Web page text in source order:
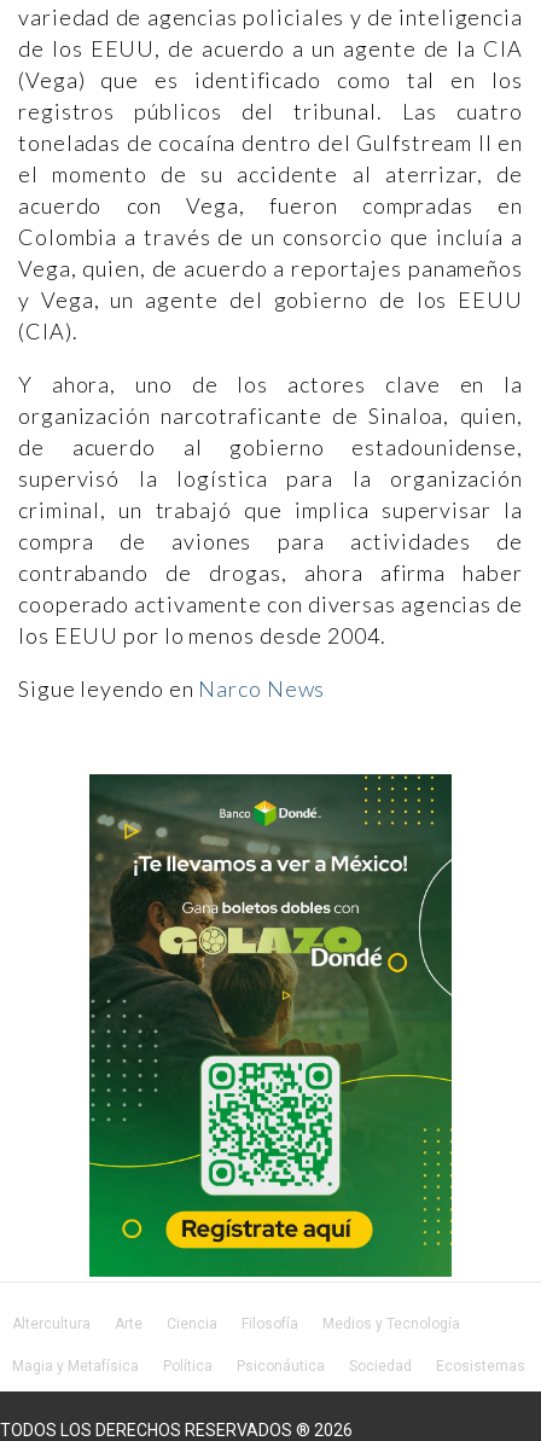
variedad de agencias policiales y de inteligencia
de los EEUU, de acuerdo a un agente de la CIA
(Vega) que es identificado como tal en los
registros públicos del tribunal. Las cuatro
toneladas de cocaína dentro del Gulfstream II en
el momento de su accidente al aterrizar, de
acuerdo con Vega, fueron compradas en
Colombia a través de un consorcio que incluía a
Vega, quien, de acuerdo a reportajes panameños
y Vega, un agente del gobierno de los EEUU
(CIA).
Y ahora, uno de los actores clave en la
organización narcotraficante de Sinaloa, quien,
de acuerdo al gobierno estadounidense,
supervisó la logística para la organización
criminal, un trabajó que implica supervisar la
compra de aviones para actividades de
contrabando de drogas, ahora afirma haber
cooperado activamente con diversas agencias de
los EEUU por lo menos desde 2004.
Sigue leyendo en Narco News
Altercultura Arte Ciencia Filosofía Medios y Tecnología
Magia y Metafísica Política Psiconáutica Sociedad Ecosistemas
TODOS LOS DERECHOS RESERVADOS ® 2026